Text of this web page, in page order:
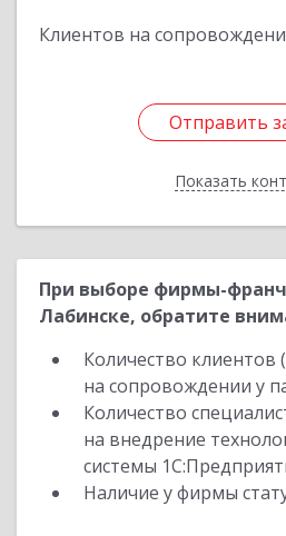
Клиентов на
Отправить
Показать
Отправить
Назад
При выборе фирмы-
Лабинске, обратите
Количество
на сопровождении у
Количество
на внедрение
системы
Наличие у фирмы